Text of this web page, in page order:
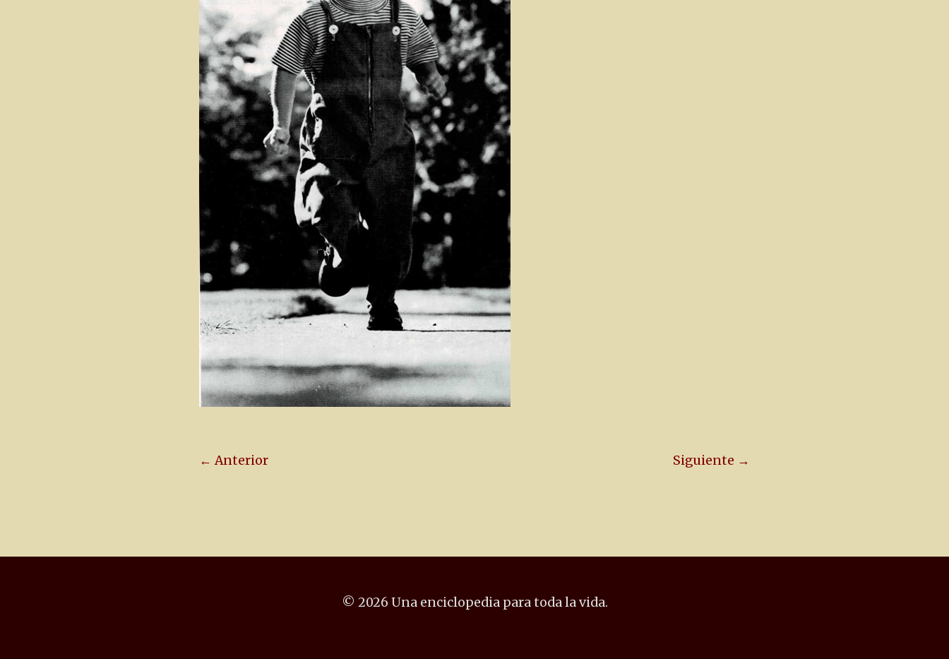
← Anterior Siguiente →
© 2026 Una enciclopedia para toda la vida.